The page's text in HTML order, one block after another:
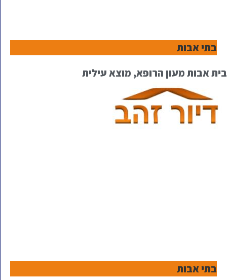
בתי אבות
בית אבות מעון הרופא, מוצא עילית
בתי אבות